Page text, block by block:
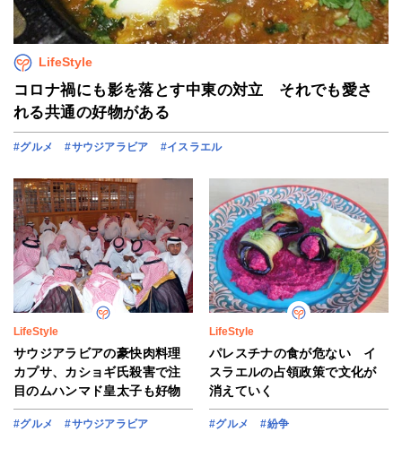
LifeStyle
コロナ禍にも影を落とす中東の対立 それでも愛さ
れる共通の好物がある
#グルメ #サウジアラビア #イスラエル
LifeStyle
サウジアラビアの豪快肉料理
カプサ、カショギ氏殺害で注
目のムハンマド皇太子も好物
#グルメ #サウジアラビア
LifeStyle
パレスチナの食が危ない イ
スラエルの占領政策で文化が
消えていく
#グルメ #紛争